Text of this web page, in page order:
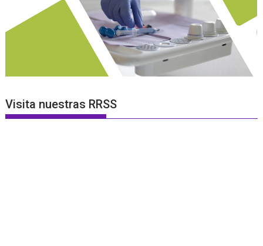
Visita nuestras RRSS